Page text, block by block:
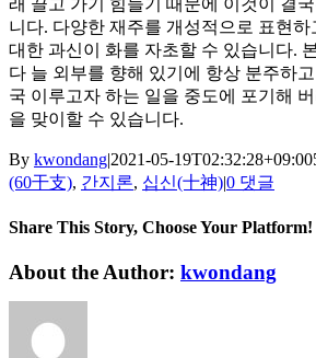
니다. 다양한 재주를 개성적으로 표현하
대한 과신이 화를 자초할 수 있습니다.
다 늘 외부를 향해 있기에 항상 분주하
국 이루고자 하는 일을 중도에 포기해
을 맞이할 수 있습니다.
By kwondang|2021-05-19T02:32:28+09:00
(60干支), 간지론, 십신(十神)|0 댓글
Share This Story, Choose Your Platform!
Facebook
X
Reddit
LinkedIn
WhatsApp
Tumblr
Pinterest
Vk
Xing
이
About the Author: kwondang